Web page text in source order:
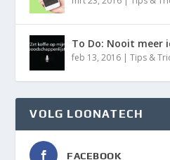
To Do: Nooit meer
feb 13, 2016 |Tips &
VOLG LOONATECH
FACEBOOK